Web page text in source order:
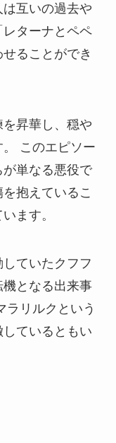
互いの過去や
ターナとペペ
ることができ
昇華し、穏や
このエピソー
が単なる悪役で
抱えているこ
ます。
ていたクフフ
機となる出来事
ラリルクという
ているともい